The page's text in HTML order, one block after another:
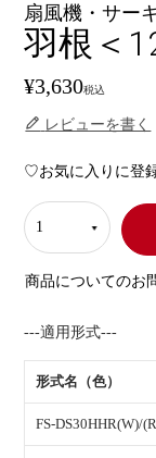
扇風機・サー
羽根＜
¥3,630税込
レビューを書く
お気に入りに登
商品についてのお
---適用形式---
形式名（色）
FS-DS30HHR(W)/